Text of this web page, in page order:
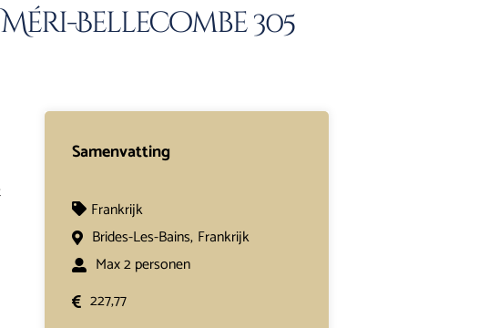
Bellecombe 305
Samenvatting
Frankrijk
Brides-Les-Bains, Frankrijk
Max 2 personen
227,77